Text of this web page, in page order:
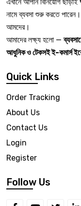
নামে ব্যবসা শুরু করতে
আমদের।
আমাদের লক্ষ্য হলো —
আধুনিক ও টেকসই ই-কমার্স
Quick Links
Order Tracking
About Us
Contact Us
Login
Register
Follow Us